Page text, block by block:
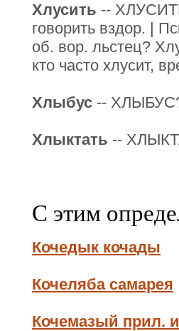
Хлусить --
говорить вздор. |
об. вор. льстец?
кто часто хлусит,
Хлыбус -- ХЛЫБУС?
Хлыктать --
С этим
Кочедык кочады
Кочеляба самарея
Кочемазый прил.